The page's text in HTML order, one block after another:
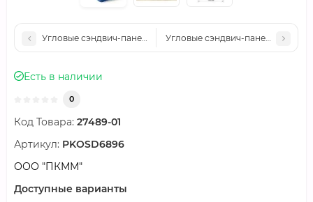
Угловые сэндвич-панели вертикальные пенополистирол,
Угловые сэндвич-панели
Есть в наличии
0
Код Товара: 27489-01
Артикул: PKOSD6896
ООО "ПКММ"
Доступные варианты